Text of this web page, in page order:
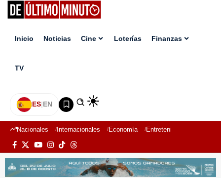
Inicio Noticias Cine Loterías Finanzas
TV
ES|EN
Nacionales Internacionales Economía Entretenimiento